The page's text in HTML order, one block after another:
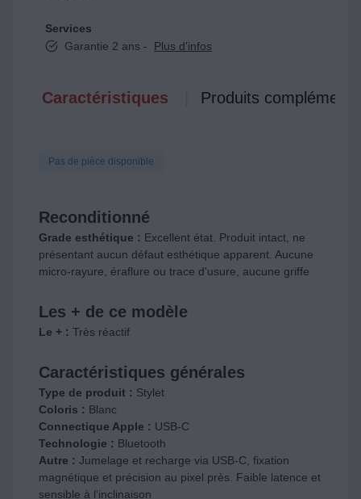
Services
Garantie 2 ans -
Plus d'infos
Caractéristiques Produits
Pas de pièce disponible
Reconditionné
Grade esthétique : Excellent état. Produit intact, ne
présentant aucun défaut esthétique apparent. Aucune
micro-rayure, éraflure ou trace d'usure, aucune griffe
Les + de ce modèle
Le + : Très réactif
Caractéristiques générales
Type de produit : Stylet
Coloris : Blanc
Connectique Apple : USB-C
Technologie : Bluetooth
Autre : Jumelage et recharge via USB-C, fixation
magnétique et précision au pixel près. Faible latence et
sensible à l'inclinaison